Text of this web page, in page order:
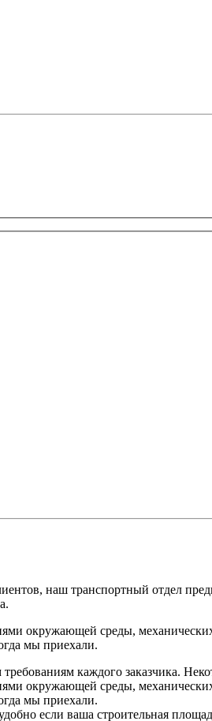
наш транспортный отдел
окружающей среды,
мы приехали.
каждого заказчика.
окружающей среды,
мы приехали.
если ваша строительная